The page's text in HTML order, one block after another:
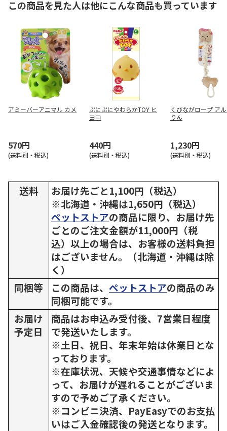
この商品を見た人は他にこんな商品も買っています
アミーバーアニマル カメ
570円
(送料別・税込)
ぷにぷにやわらかTOY ヒ
ヨコ
440円
(送料別・税込)
くびながロープ ア
りん
1,230円
(送料別・税込)
送料
お届け先ごと1,100円（税込）
※北海道・沖縄は1,650円（税込）
ペットストアの商品に限り、お届け先
ごとのご注文金額が11,000円（税
込）以上の場合は、お客様の送料負担
はございません。（北海道・沖縄は除
く）
同梱等
この商品は、 ペットストアの商品のみ
同梱可能です。
お届け
予定日
商品はお申込み受付後、7営業日程度
で発送いたします。
※土日、祝日、年末年始は休業日とな
っております。
※在庫状況、天候や交通事情などによ
って、お届けが遅れることがございま
すので予めご了承ください。
※コンビニ決済、PayEasyでのお支払
いはご入金確認後の発送となります。